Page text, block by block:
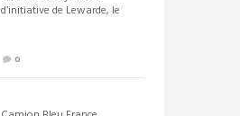
d’initiative de Lewarde, le
0